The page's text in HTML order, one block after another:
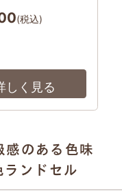
(税込)
しく見る
のある色味
ランドセル